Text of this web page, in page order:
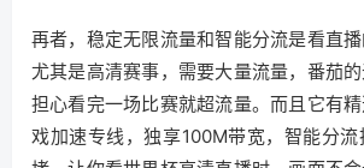
再者，稳定无限流量和智能分流是看直
尤其是高清赛事，需要大量流量，番茄
担心看完一场比赛就超流量。而且它有
戏加速专线，独享100M带宽，智能分